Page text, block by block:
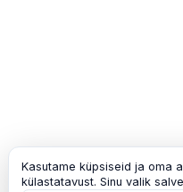
Kasutame küpsiseid ja oma
külastatavust. Sinu valik